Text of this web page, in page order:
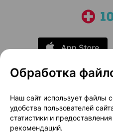
О проекте
Размещение рекламы
Публичный
Обработка
Наш сайт использует файлы
удобства пользователей
статистики и
рекомендаций.